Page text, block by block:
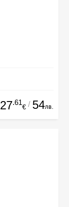
27.61
€ / 54лв.